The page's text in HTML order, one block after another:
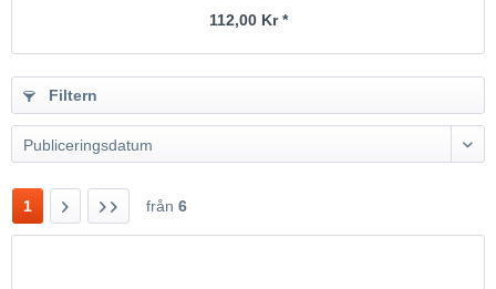
112,00 Kr *
Filtern
Publiceringsdatum
1 från 6